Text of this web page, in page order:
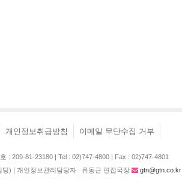
개인정보취급방침 이메일 무단수집 거부
: 209-81-23180 | Tel : 02)747-4800 | Fax : 02)747-4801
) | 개인정보관리담당자 : 류동근 편집국장
gtn@gtn.co.kr